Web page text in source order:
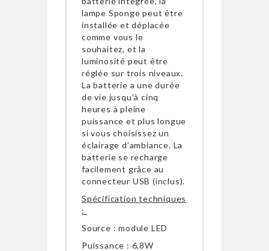
lampe Sponge peut être
installée et déplacée
comme vous le
souhaitez, et la
luminosité peut être
réglée sur trois niveaux.
La batterie a une durée
de vie jusqu’à cinq
heures à pleine
puissance et plus longue
si vous choisissez un
éclairage d’ambiance. La
batterie se recharge
facilement grâce au
connecteur USB (inclus).
Spécification techniques
:
Source : module LED
Puissance : 6,8W